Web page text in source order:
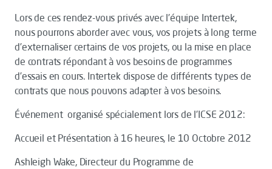
Lors de ces rendez-vous privés avec l’équipe Intertek,
nous pourrons aborder avec vous, vos projets à long terme
d’externaliser certains de vos projets, ou la mise en place
de contrats répondant à vos besoins de programmes
d’essais en cours. Intertek dispose de différents types de
contrats que nous pouvons adapter à vos besoins.
Événement organisé spécialement lors de l’ICSE 2012:
Accueil et Présentation à 16 heures, le 10 Octobre 2012
Ashleigh Wake, Directeur du Programme de